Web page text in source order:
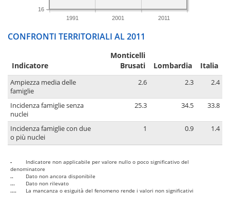
1991 2001 2011
16
CONFRONTI TERRITORIALI AL 2011
Indicatore
Monticelli
Brusati
Lombardia Italia
Ampiezza media delle
famiglie
2.6 2.3 2.4
Incidenza famiglie senza
nuclei
25.3 34.5 33.8
Incidenza famiglie con due
o più nuclei
1 0.9 1.4
-
Indicatore non applicabile per valore nullo o poco significativo del
denominatore
..
Dato non ancora disponibile
...
Dato non rilevato
....
La mancanza o esiguità del fenomeno rende i valori non significativi